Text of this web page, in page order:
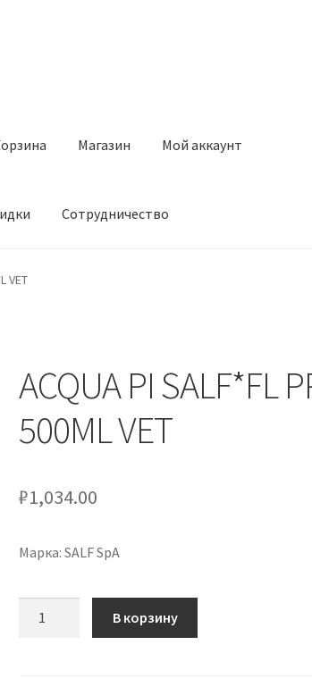
Магазин Мой аккаунт
Сотрудничество
Мой аккаунт
VET
ACQUA PI SALF*FL
500ML VET
₽1,034.00
Марка: SALF SpA
В корзину